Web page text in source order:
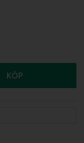
KÖP